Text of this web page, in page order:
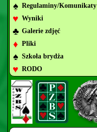
♠ Regulaminy/Komunikaty
♥ Wyniki
♣ Galerie zdjęć
♦ Pliki
♠ Szkoła brydża
♥ RODO